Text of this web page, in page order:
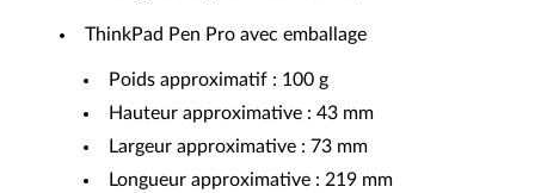
ThinkPad Pen Pro avec emballage
Poids approximatif : 100 g
Hauteur approximative : 43 mm
Largeur approximative : 73 mm
Longueur approximative : 219 mm